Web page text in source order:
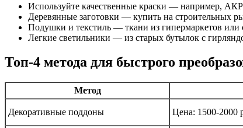
Используйте качественные краски — например,
Деревянные заготовки — купить на строительных
Подушки и текстиль — ткани из гипермаркетов
Легкие светильники — из старых бутылок с
Топ-4 метода для быстрого
Метод
Декоративные поддоны Цена: 1500-2000